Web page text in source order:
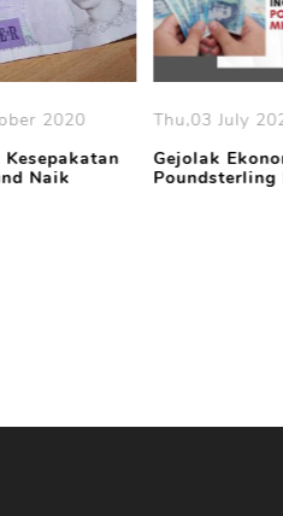
July 2025
Ekonomi Inggris,
Melemah
Mon,14
Brexit,